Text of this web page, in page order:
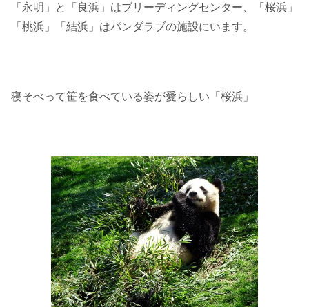
「永明」と「良浜」はブリーディングセンター、「桜浜」
「桃浜」「結浜」はパンダラブの施設にいます。
寝そべって笹を食べている姿が愛らしい「桜浜」